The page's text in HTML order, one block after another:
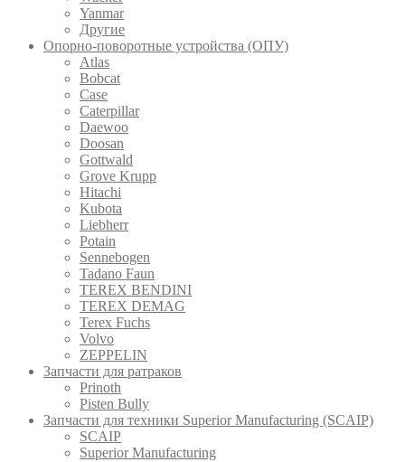
Yanmar
Другие
Опорно-поворотные устройства (ОПУ)
Atlas
Bobcat
Case
Caterpillar
Daewoo
Doosan
Gottwald
Grove Krupp
Hitachi
Kubota
Liebherr
Potain
Sennebogen
Tadano Faun
TEREX BENDINI
TEREX DEMAG
Terex Fuchs
Volvo
ZEPPELIN
Запчасти для ратраков
Prinoth
Pistеn Вully
Запчасти для техники Superior Manufacturing (SCAIP)
SCAIP
Superior Manufacturing